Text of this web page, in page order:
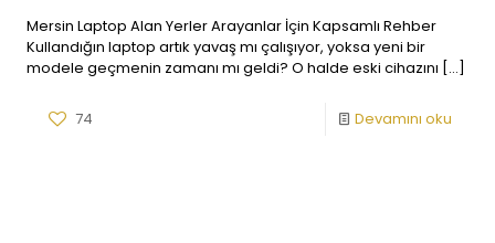
Mersin Laptop Alan Yerler Arayanlar İçin Kapsamlı Rehber
Kullandığın laptop artık yavaş mı çalışıyor, yoksa yeni bir
modele geçmenin zamanı mı geldi? O halde eski cihazını […]
74 Devamını oku